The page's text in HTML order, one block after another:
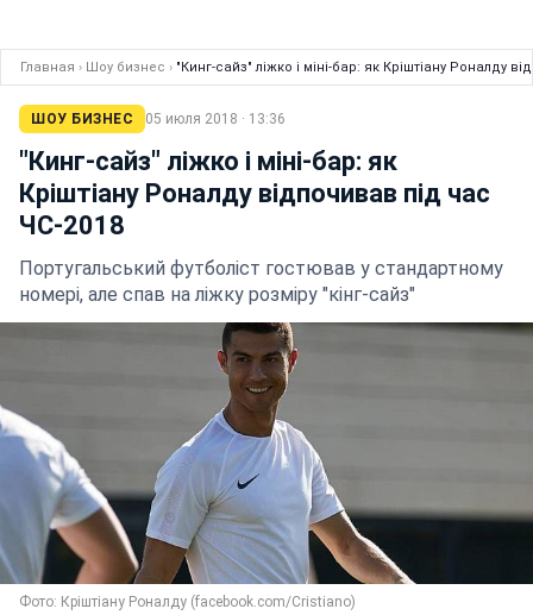
Главная › Шоу бизнес › "Кинг-сайз" ліжко і міні-бар: як Кріштіану Роналду
ШОУ БИЗНЕС 05 июля 2018 · 13:36
"Кинг-сайз" ліжко і міні-бар: як
Кріштіану Роналду відпочивав під час
ЧС-2018
Португальський футболіст гостював у стандартному
номері, але спав на ліжку розміру "кінг-сайз"
Фото: Кріштіану Роналду (facebook.com/Cristiano)